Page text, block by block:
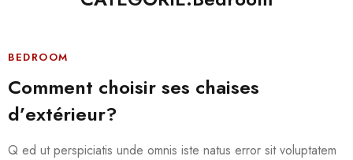
BEDROOM
Comment choisir ses chaises
d’extérieur?
Q ed ut perspiciatis unde omnis iste natus error sit voluptatem